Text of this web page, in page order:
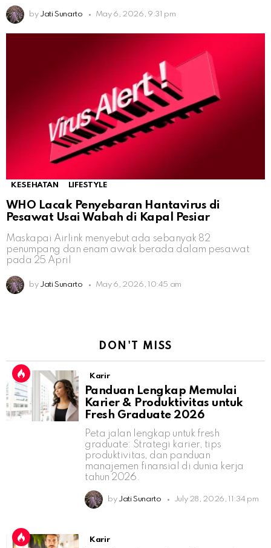
by Jati Sunarto May 6, 2026, 9:31 pm
KESEHATAN LIFESTYLE
WHO Lacak Penyebaran Hantavirus di
Pesawat Usai Wabah di Kapal Pesiar
Maskapai Airlink menyebut ada sebanyak 82
penumpang dan enam awak berada dalam pesawat
pada 25 April
by Jati Sunarto May 6, 2026, 10:45 am
DON'T MISS
Karir
Panduan Lengkap Memulai
Karier & Produktivitas untuk
Fresh Graduate 2026
Peta jalan lengkap untuk fresh
graduate: Strategi karier, tips
produktivitas, dan panduan
manajemen finansial di dunia kerja
tahun 2026.
by Jati Sunarto July 28, 2026, 11:34 pm
Karir